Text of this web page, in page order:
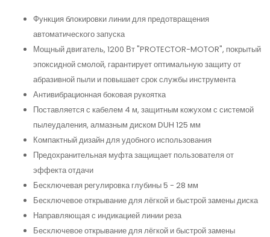
Функция блокировки линии для предотвращения
автоматического запуска
Мощный двигатель, 1200 Вт "PROTECTOR-MOTOR", покрытый
эпоксидной смолой, гарантирует оптимальную защиту от
абразивной пыли и повышает срок службы инструмента
Антивибрационная боковая рукоятка
Поставляется с кабелем 4 м, защитным кожухом с системой
пылеудаления, алмазным диском DUH 125 мм
Компактный дизайн для удобного использования
Предохранительная муфта защищает пользователя от
эффекта отдачи
Бесключевая регулировка глубины 5 - 28 мм
Бесключевое открывание для лёгкой и быстрой замены диска
Направляющая с индикацией линии реза
Бесключевое открывание для лёгкой и быстрой замены